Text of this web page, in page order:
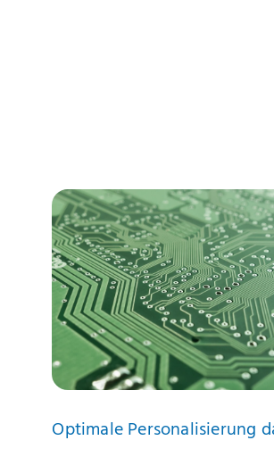
Optimale Personalisierung